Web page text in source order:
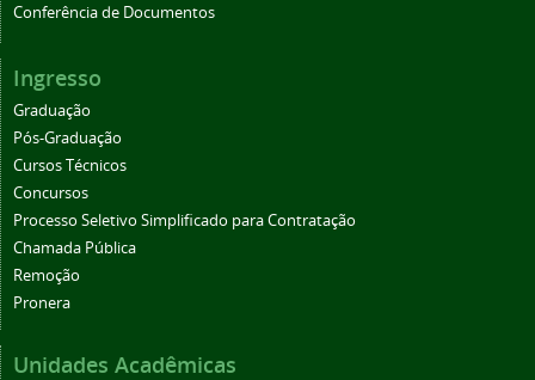
Conferência de Documentos
Ingresso
Graduação
Pós-Graduação
Cursos Técnicos
Concursos
Processo Seletivo Simplificado para Contratação
Chamada Pública
Remoção
Pronera
Unidades Acadêmicas